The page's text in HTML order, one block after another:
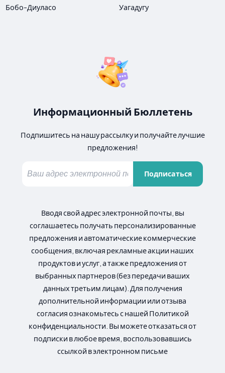
Бобо-Диуласо Уагадугу
Информационный Бюллетень
Подпишитесь на нашу рассылку и получайте лучшие
предложения!
Подписаться
Вводя свой адрес электронной почты, вы
соглашаетесь получать персонализированные
предложения и автоматические коммерческие
сообщения, включая рекламные акции наших
продуктов и услуг, а также предложения от
выбранных партнеров (без передачи ваших
данных третьим лицам). Для получения
дополнительной информации или отзыва
согласия ознакомьтесь с нашей Политикой
конфиденциальности. Вы можете отказаться от
подписки в любое время, воспользовавшись
ссылкой в электронном письме